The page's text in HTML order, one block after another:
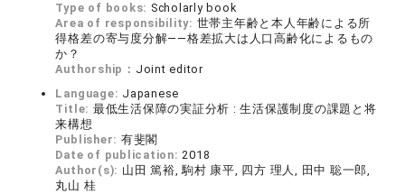
Type of books: Scholarly book
Area of responsibility: 世帯主年齢と本人年齢による所
得格差の寄与度分解――格差拡大は人口高齢化によるもの
か？
Authorship： Joint editor
Language: Japanese
Title: 最低生活保障の実証分析 : 生活保護制度の課題と将
来構想
Publisher: 有斐閣
Date of publication:2018
Author(s): 山田 篤裕, 駒村 康平, 四方 理人, 田中 聡一郎,
丸山 桂